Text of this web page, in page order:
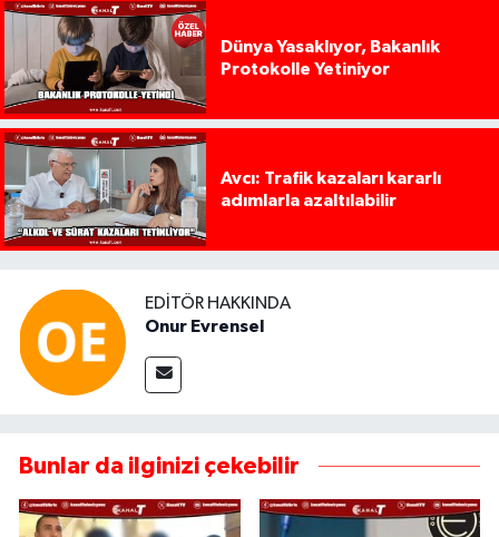
Dünya Yasaklıyor, Bakanlık
Protokolle Yetiniyor
Avcı: Trafik kazaları kararlı
adımlarla azaltılabilir
EDITÖR HAKKINDA
Onur Evrensel
Bunlar da ilginizi çekebilir